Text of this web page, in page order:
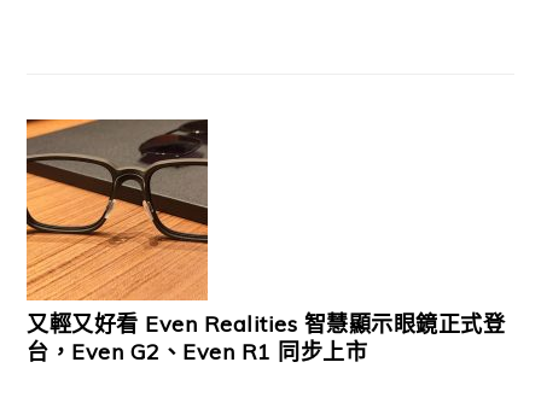
又輕又好看 Even Realities 智慧顯示眼鏡正式登
台，Even G2、Even R1 同步上市